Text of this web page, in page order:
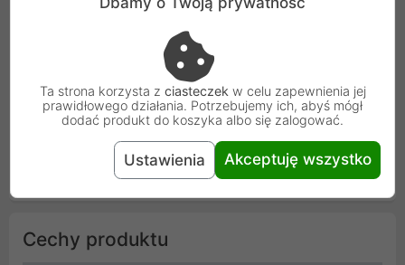
Cechy produktu
Ta strona korzysta z ciasteczek w celu zapewnienia jej
prawidłowego działania. Potrzebujemy ich, abyś mógł
dodać produkt do koszyka albo się zalogować.
Ustawienia Akceptuję wszystko